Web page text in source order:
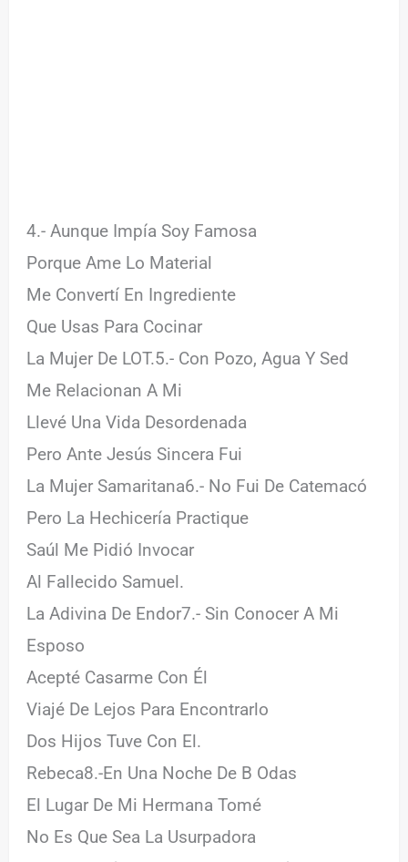
4.- Aunque Impía Soy Famosa
Porque Ame Lo Material
Me Convertí En Ingrediente
Que Usas Para Cocinar
La Mujer De LOT.5.- Con Pozo, Agua Y Sed
Me Relacionan A Mi
Llevé Una Vida Desordenada
Pero Ante Jesús Sincera Fui
La Mujer Samaritana6.- No Fui De Catemacó
Pero La Hechicería Practique
Saúl Me Pidió Invocar
Al Fallecido Samuel.
La Adivina De Endor7.- Sin Conocer A Mi
Esposo
Acepté Casarme Con Él
Viajé De Lejos Para Encontrarlo
Dos Hijos Tuve Con El.
Rebeca8.-En Una Noche De B Odas
El Lugar De Mi Hermana Tomé
No Es Que Sea La Usurpadora